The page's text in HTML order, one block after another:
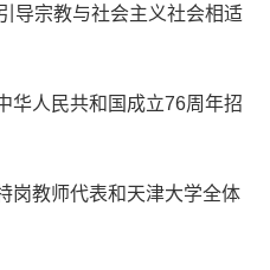
导宗教与社会主义社会相适
华人民共和国成立76周年招
岗教师代表和天津大学全体